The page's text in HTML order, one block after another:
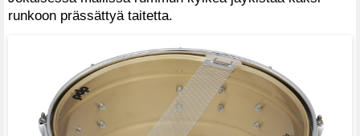
runkoon prässättyä taitetta.